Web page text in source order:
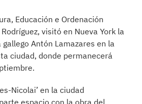
Educación e Ordenación
visitó en Nueva York la
Antón Lamazares en la
ciudad, donde permanecerá
Nicolai’ en la ciudad
espacio con la obra del